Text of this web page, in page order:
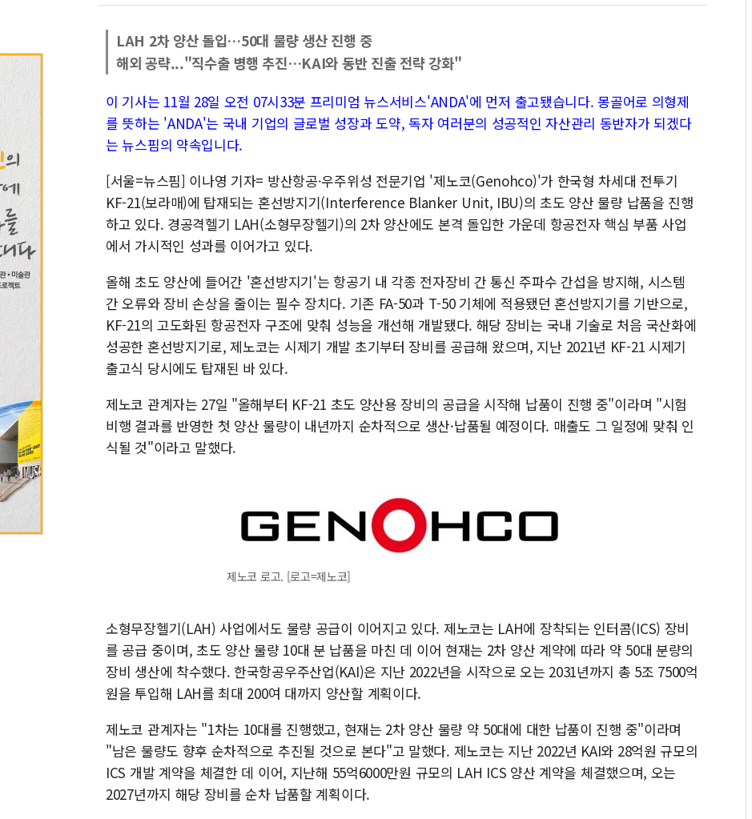
[속보] 민주, 강원 경선 결과 발표
인천시 광복절 현수막 '태극기 거
병무청, 보충역 전면 손질… 예술
홈플러스發 대형마트 판매, 역
윤준병·이해민 의원, '정부 특사'
'호우·산사태 주의보' 울진 시간
여야, 황희 '버스 하우스' 공방…
LAH 2차 양산 돌입…50대 물량 생산 진행 중
해외 공략..."직수출 병행 추진…KAI와 동반 진출 전략 강화"
이 기사는 11월 28일 오전 07시33분 프리미엄 뉴스서비스'ANDA'에 먼저 출고됐습니다. 몽골어로 의형제
를 뜻하는 'ANDA'는 국내 기업의 글로벌 성장과 도약, 독자 여러분의 성공적인 자산관리 동반자가 되겠다
는 뉴스핌의 약속입니다.
[서울=뉴스핌] 이나영 기자= 방산항공·우주위성 전문기업 '제노코(Genohco)'가 한국형 차세대 전투기
KF-21(보라매)에 탑재되는 혼선방지기(Interference Blanker Unit, IBU)의 초도 양산 물량 납품을 진행
하고 있다. 경공격헬기 LAH(소형무장헬기)의 2차 양산에도 본격 돌입한 가운데 항공전자 핵심 부품 사업
에서 가시적인 성과를 이어가고 있다.
올해 초도 양산에 들어간 '혼선방지기'는 항공기 내 각종 전자장비 간 통신 주파수 간섭을 방지해, 시스템
간 오류와 장비 손상을 줄이는 필수 장치다. 기존 FA-50과 T-50 기체에 적용됐던 혼선방지기를 기반으로,
KF-21의 고도화된 항공전자 구조에 맞춰 성능을 개선해 개발됐다. 해당 장비는 국내 기술로 처음 국산화에
성공한 혼선방지기로, 제노코는 시제기 개발 초기부터 장비를 공급해 왔으며, 지난 2021년 KF-21 시제기
출고식 당시에도 탑재된 바 있다.
제노코 관계자는 27일 "올해부터 KF-21 초도 양산용 장비의 공급을 시작해 납품이 진행 중"이라며 "시험
비행 결과를 반영한 첫 양산 물량이 내년까지 순차적으로 생산·납품될 예정이다. 매출도 그 일정에 맞춰 인
식될 것"이라고 말했다.
제노코 로고. [로고=제노코]
소형무장헬기(LAH) 사업에서도 물량 공급이 이어지고 있다. 제노코는 LAH에 장착되는 인터콤(ICS) 장비
를 공급 중이며, 초도 양산 물량 10대 분 납품을 마친 데 이어 현재는 2차 양산 계약에 따라 약 50대 분량의
장비 생산에 착수했다. 한국항공우주산업(KAI)은 지난 2022년을 시작으로 오는 2031년까지 총 5조 7500억
원을 투입해 LAH를 최대 200여 대까지 양산할 계획이다.
제노코 관계자는 "1차는 10대를 진행했고, 현재는 2차 양산 물량 약 50대에 대한 납품이 진행 중"이라며
"남은 물량도 향후 순차적으로 추진될 것으로 본다"고 말했다. 제노코는 지난 2022년 KAI와 28억원 규모의
ICS 개발 계약을 체결한 데 이어, 지난해 55억6000만원 규모의 LAH ICS 양산 계약을 체결했으며, 오는
2027년까지 해당 장비를 순차 납품할 계획이다.